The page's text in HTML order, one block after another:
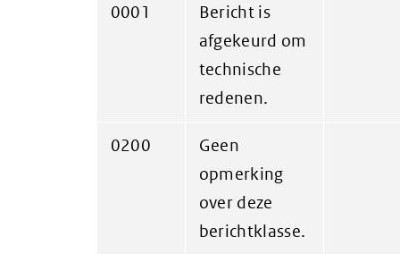
0001
Bericht is
afgekeurd om
technische
redenen.
0200
Geen
opmerking
over deze
berichtklasse.